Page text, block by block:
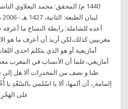
1440 م) المحقق: محمد اليعلاوي
أعده للشاملة: رابطة النساخ ما
مغربيين كذلك،لكن أريد أن أعرف ما هو
أمازيغية أو هو الذي يتكلم احدى
أمازيغي،علما أن الأنساب في المغرب
طنا و نصف من المخدرات ألا هل
إلمامة ٍ، أن ألمها، ألا يا اسْلمي بالسّعْدِ
على